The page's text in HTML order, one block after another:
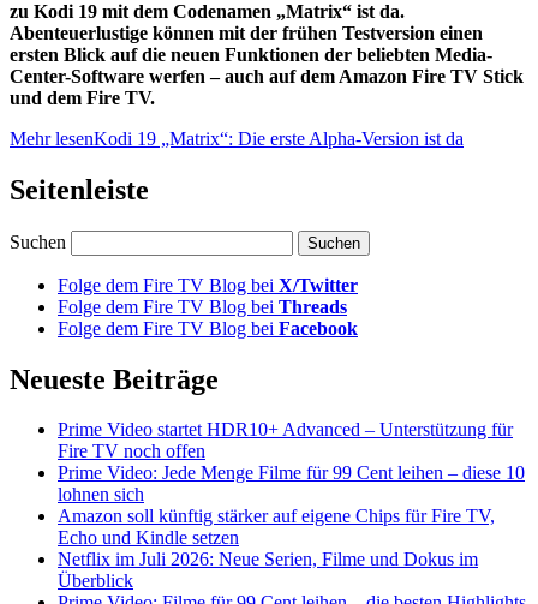
zu Kodi 19 mit dem Codenamen „Matrix“ ist da.
Abenteuerlustige können mit der frühen Testversion einen
ersten Blick auf die neuen Funktionen der beliebten Media-
Center-Software werfen – auch auf dem Amazon Fire TV Stick
und dem Fire TV.
Mehr lesenKodi 19 „Matrix“: Die erste Alpha-Version ist da
Seitenleiste
Suchen
Folge dem Fire TV Blog bei X/Twitter
Folge dem Fire TV Blog bei Threads
Folge dem Fire TV Blog bei Facebook
Neueste Beiträge
Prime Video startet HDR10+ Advanced – Unterstützung für
Fire TV noch offen
Prime Video: Jede Menge Filme für 99 Cent leihen – diese 10
lohnen sich
Amazon soll künftig stärker auf eigene Chips für Fire TV,
Echo und Kindle setzen
Netflix im Juli 2026: Neue Serien, Filme und Dokus im
Überblick